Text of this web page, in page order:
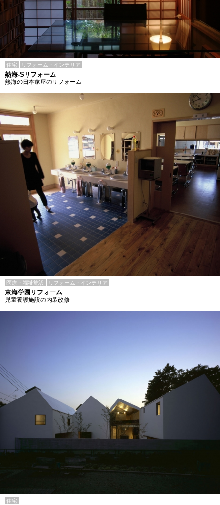
住宅 リフォーム・インテリア
熱海-Sリフォーム
熱海の日本家屋のリフォーム
医療・福祉施設 リフォーム・インテリア
東海学園リフォーム
児童養護施設の内装改修
住宅